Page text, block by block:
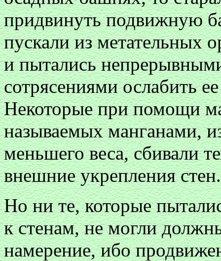
придвинуть подвижную
пускали из метательных
и пытались
сотрясениями ослабить
Некоторые при помощи
называемых манганами,
меньшего веса, сбивали
внешние укрепления стен.
Но ни те, которые
к стенам, не могли
намерение, ибо